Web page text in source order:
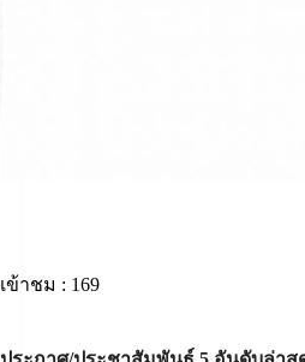
เข้าชม : 169